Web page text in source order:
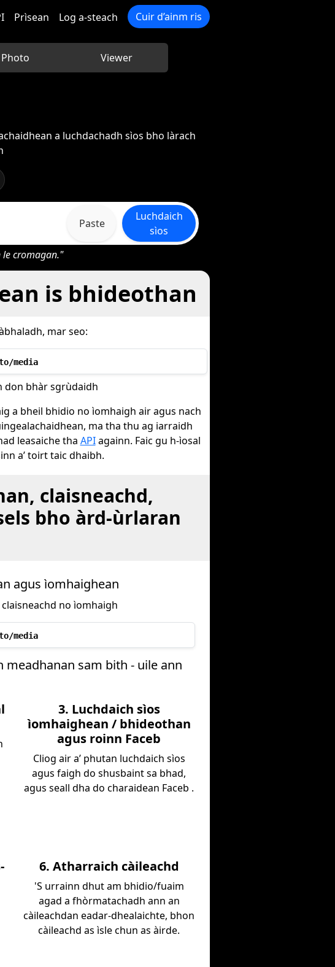
Prìsean Log a-steach Cuir d’ainm ris
Photo Viewer
a luchdachadh sìos bho làrach
Paste
Luchdaich
sìos
le cromagan."
is bhideothan
mar seo:
media
don bhàr sgrùdaidh
a bheil bhidio no ìomhaigh air agus nach
ma tha thu ag iarraidh
leasaiche tha APIagainn. Faic gu h-ìosal
a’ toirt taic dhaibh.
claisneachd,
bho àrd-ùrlaran
agus ìomhaighean
no ìomhaigh
media
sam bith - uile ann
3. Luchdaich sìos
ìomhaighean / bhideothan
agus roinn Faceb
Cliog air a’ phutan luchdaich sìos
agus faigh do shusbaint sa bhad,
agus seall dha do charaidean Faceb .
6. Atharraich càileachd
'S urrainn dhut am bhidio/fuaim
agad a fhòrmatachadh ann an
càileachdan eadar-dhealaichte, bhon
càileachd as ìsle chun as àirde.